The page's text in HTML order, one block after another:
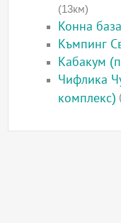
(13км)
Конна
Къмпинг
Кабакум
Чифлика
комплекс)